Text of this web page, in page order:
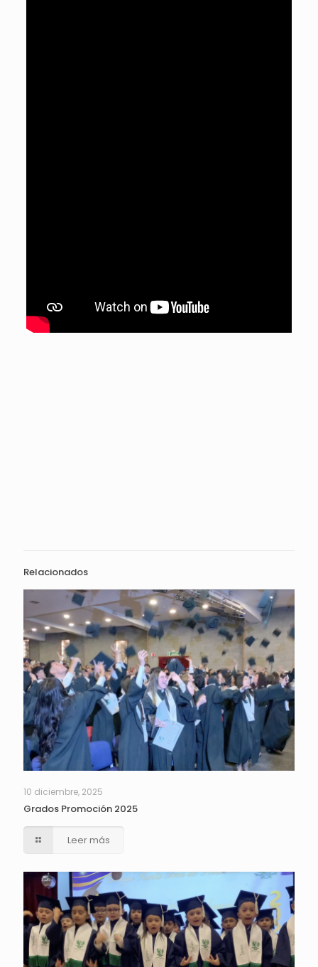
Relacionados
10 diciembre, 2025
Grados Promoción 2025
Leer más